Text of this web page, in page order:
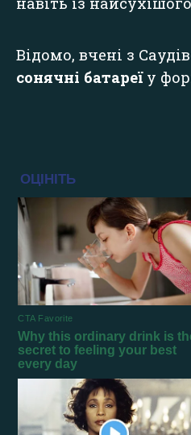
Відомо, вчені з
сонячні батареї у